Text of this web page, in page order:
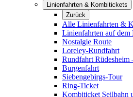
Linienfahrten & Kombitickets
Zurück
Alle Linienfahrten &
Linienfahrten auf dem
Nostalgie Route
Loreley-Rundfahrt
Rundfahrt Rüdesheim
Burgenfahrt
Siebengebirgs-Tour
Ring-Ticket
Kombiticket Seilbahn